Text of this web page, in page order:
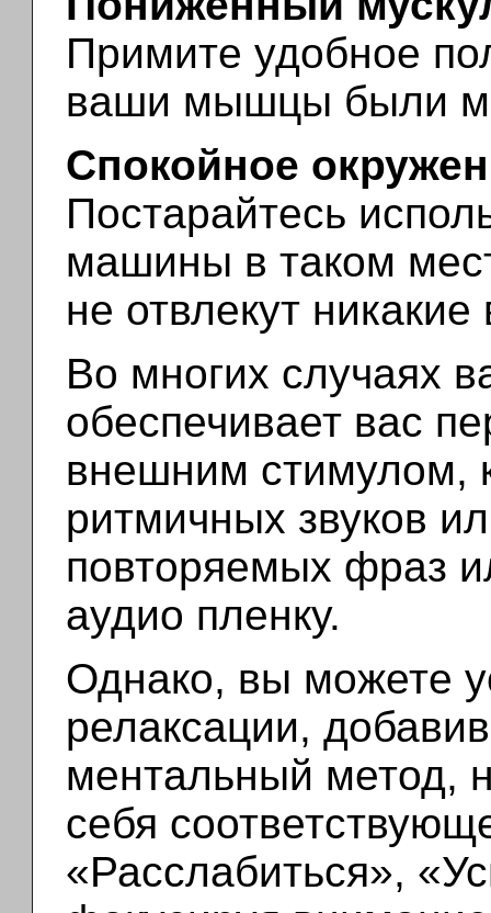
Примите удобное
ваши мышцы были
Спокойное
Постарайтесь
машины в таком
не отвлекут
Во многих случаях
обеспечивает вас
внешним стимулом,
ритмичных звуков
повторяемых фраз
аудио пленку.
Однако, вы можете
релаксации,
ментальный метод,
себя
«Расслабиться»,